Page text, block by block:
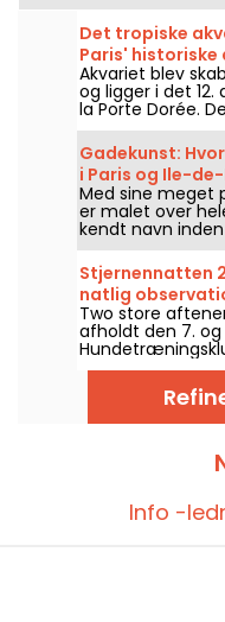
Det tropiske
Paris' historiske
Akvariet blev
og ligger i det 12.
la Porte Dorée.
end 750 arter af
det hele er, at
under 26 år!
Gadekunst:
i Paris og Ile-
Med sine meget
er malet over
kendt navn
har skabt
bygninger i og
af hans arbejde,
af Seths freskoer
regionen.
Stjernennatten
natlig
Two store
afholdt den 7. og
anledning af
under stjernerne.
Info -